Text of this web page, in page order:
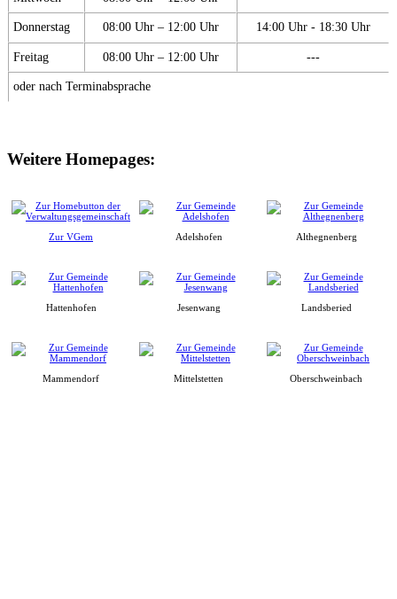
Donnerstag 08:00 Uhr – 12:00 Uhr 14:00 Uhr - 18:30 Uhr
Freitag 08:00 Uhr – 12:00 Uhr ---
oder nach Terminabsprache
Weitere Homepages:
Zur VGem Adelshofen Althegnenberg
Hattenhofen Jesenwang Landsberied
Mammendorf Mittelstetten Oberschweinbach